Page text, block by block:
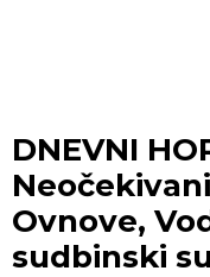
DNEVNI
Ovnove,
sudbinski